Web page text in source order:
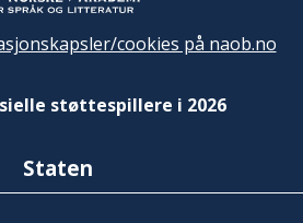
cookies på naob.no
støttespillere i 2026
Staten